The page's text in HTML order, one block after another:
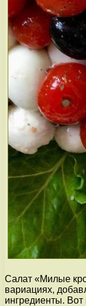
Салат «Милые
вариациях,
ингредиенты. Вот